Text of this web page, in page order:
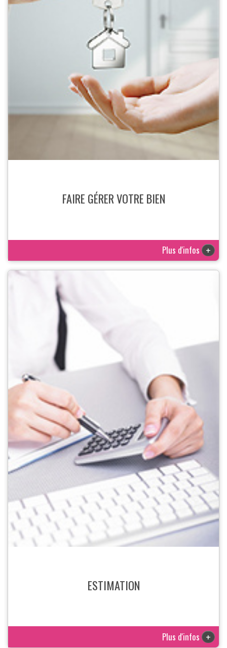
FAIRE GÉRER VOTRE BIEN
Plus d'infos +
ESTIMATION
Plus d'infos +